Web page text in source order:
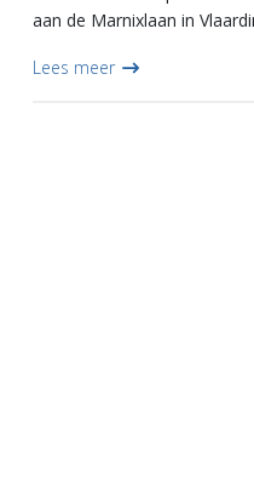
aan de Marnixlaan in
aan. Omstand...
Lees meer